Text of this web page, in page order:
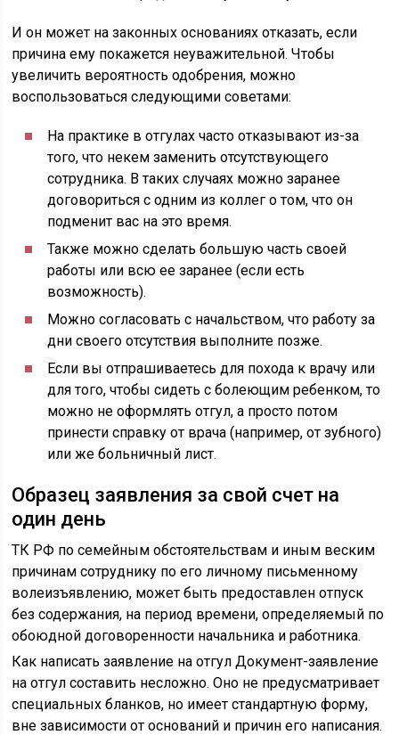
И он может на законных основаниях отказать, если
причина ему покажется неуважительной. Чтобы
увеличить вероятность одобрения, можно
воспользоваться следующими советами:
На практике в отгулах часто отказывают из-за
того, что некем заменить отсутствующего
сотрудника. В таких случаях можно заранее
договориться с одним из коллег о том, что он
подменит вас на это время.
Также можно сделать большую часть своей
работы или всю ее заранее (если есть
возможность).
Можно согласовать с начальством, что работу за
дни своего отсутствия выполните позже.
Если вы отпрашиваетесь для похода к врачу или
для того, чтобы сидеть с болеющим ребенком, то
можно не оформлять отгул, а просто потом
принести справку от врача (например, от зубного)
или же больничный лист.
Образец заявления за свой счет на
один день
ТК РФ по семейным обстоятельствам и иным веским
причинам сотруднику по его личному письменному
волеизъявлению, может быть предоставлен отпуск
без содержания, на период времени, определяемый по
обоюдной договоренности начальника и работника.
Как написать заявление на отгул Документ-заявление
на отгул составить несложно. Оно не предусматривает
специальных бланков, но имеет стандартную форму,
вне зависимости от оснований и причин его написания.